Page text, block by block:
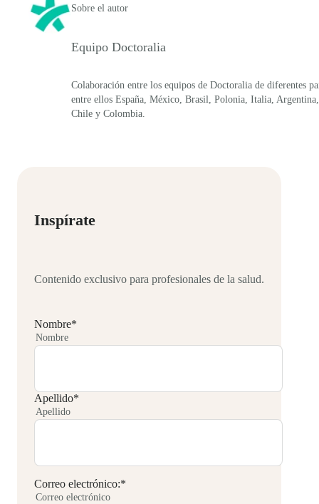
Sobre el autor
Equipo Doctoralia
Colaboración entre los equipos de Doctoralia de diferentes
entre ellos España, México, Brasil, Polonia, Italia, Argentina,
Chile y Colombia.
Inspírate
Contenido exclusivo para profesionales de la salud.
Nombre*
Nombre
Apellido*
Apellido
Correo electrónico:*
Correo electrónico